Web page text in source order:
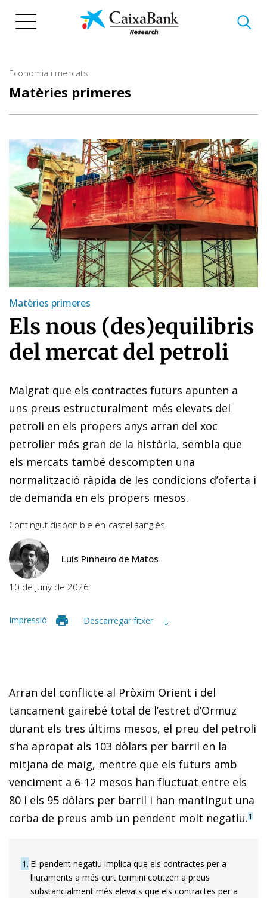
Economia i mercats
Matèries primeres
Matèries primeres
Els nous (des)equilibris
del mercat del petroli
Malgrat que els contractes futurs apunten a
uns preus estructuralment més elevats del
petroli en els propers anys arran del xoc
petrolier més gran de la història, sembla que
els mercats també descompten una
normalització ràpida de les condicions d’oferta i
de demanda en els propers mesos.
Contingut disponible en castellàanglès
Luís Pinheiro de Matos
10 de juny de 2026
Impressió Descarregar fitxer
Arran del conflicte al Pròxim Orient i del
tancament gairebé total de l’estret d’Ormuz
durant els tres últims mesos, el preu del petroli
s’ha apropat als 103 dòlars per barril en la
mitjana de maig, mentre que els futurs amb
venciment a 6-12 mesos han fluctuat entre els
80 i els 95 dòlars per barril i han mantingut una
corba de preus amb un pendent molt negatiu.1
1 El pendent negatiu implica que els contractes per a
lliuraments a més curt termini cotitzen a preus
substancialment més elevats que els contractes per a